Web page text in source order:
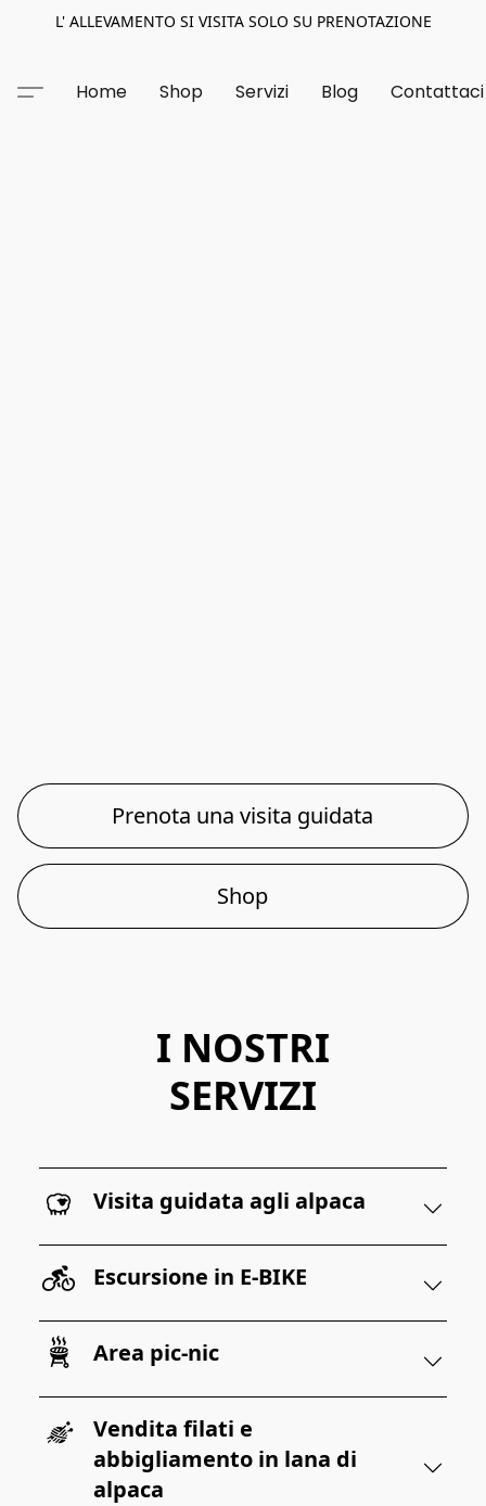
L' ALLEVAMENTO SI VISITA SOLO SU PRENOTAZIONE
Home Shop Servizi Blog Contattaci
Prenota una visita guidata
Shop
I NOSTRI
SERVIZI
Visita guidata agli alpaca
Escursione in E-BIKE
Area pic-nic
Vendita filati e
abbigliamento in lana di
alpaca